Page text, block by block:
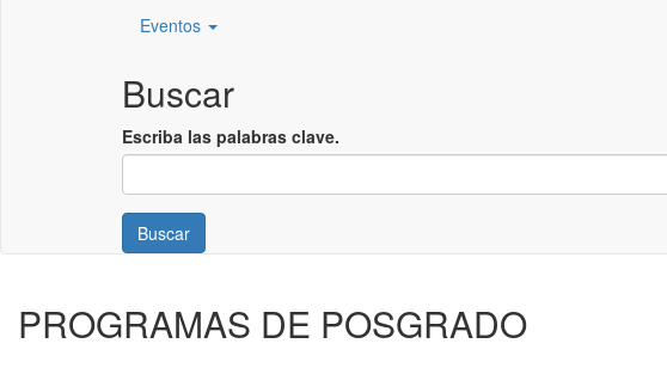
Eventos
Buscar
Escriba las palabras clave.
Buscar
PROGRAMAS DE POSGRADO